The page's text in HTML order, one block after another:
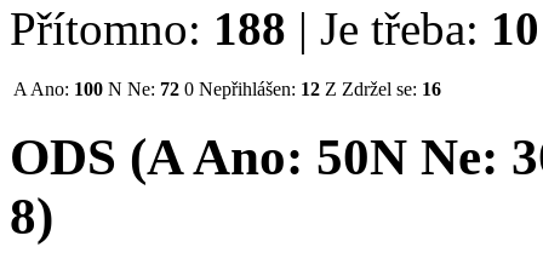
Přítomno: 188 | Je třeba:
A Ano: 100 N Ne: 72 0 Nepřihlášen: 12 Z Zdržel se: 16
ODS (AAno: 50N Ne: 3
8)